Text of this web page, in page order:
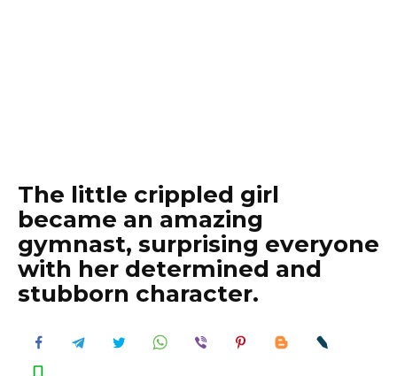
The little crippled girl
became an amazing
gymnast, surprising everyone
with her determined and
stubborn character.